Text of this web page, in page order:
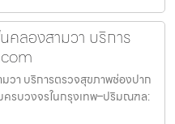
ลองสามวา บริการ
วา บริการตรวจสุขภาพช่องปาก
รบวงจรในกรุงเทพ–ปริมณฑล: